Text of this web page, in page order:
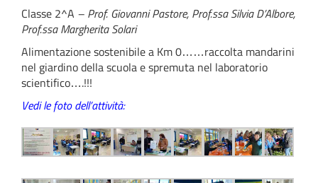
Classe 2^A – Prof. Giovanni Pastore, Prof.ssa Silvia D’Albore,
Prof.ssa Margherita Solari
Alimentazione sostenibile a Km 0……raccolta mandarini
nel giardino della scuola e spremuta nel laboratorio
scientifico….!!!
Vedi le foto dell’attività: